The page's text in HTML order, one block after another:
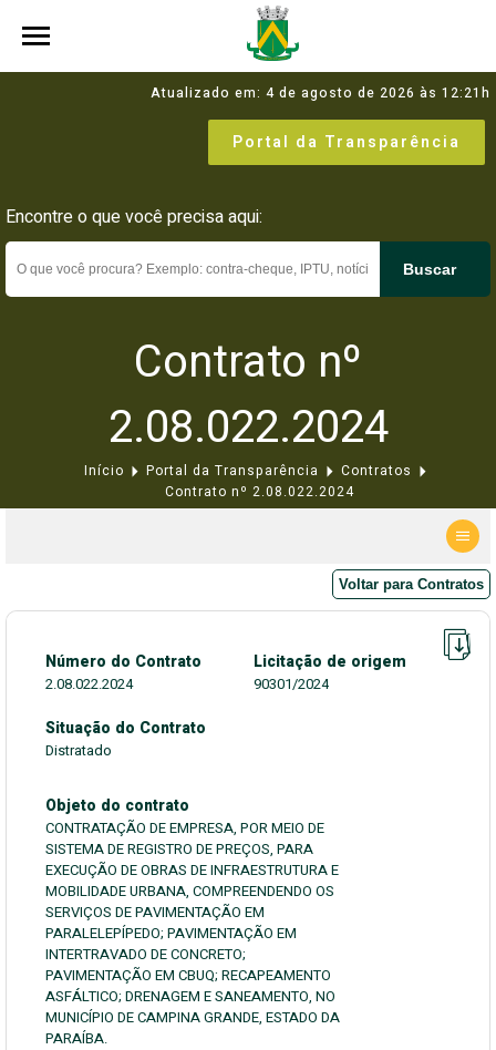
Atualizado em: 4 de agosto de 2026 às 12:21h
Portal da Transparência
Encontre o que você precisa aqui:
Buscar
Contrato nº
2.08.022.2024
Início Portal da Transparência
Contratos
Contrato nº 2.08.022.2024
Voltar para Contratos
Número do Contrato
2.08.022.2024
Licitação de origem
90301/2024
Situação do Contrato
Distratado
Objeto do contrato
CONTRATAÇÃO DE EMPRESA, POR MEIO DE
SISTEMA DE REGISTRO DE PREÇOS, PARA
EXECUÇÃO DE OBRAS DE INFRAESTRUTURA E
MOBILIDADE URBANA, COMPREENDENDO OS
SERVIÇOS DE PAVIMENTAÇÃO EM
PARALELEPÍPEDO; PAVIMENTAÇÃO EM
INTERTRAVADO DE CONCRETO;
PAVIMENTAÇÃO EM CBUQ; RECAPEAMENTO
ASFÁLTICO; DRENAGEM E SANEAMENTO, NO
MUNICÍPIO DE CAMPINA GRANDE, ESTADO DA
PARAÍBA.